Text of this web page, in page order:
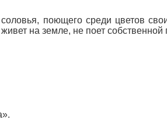
поющего среди цветов
живет на земле, не поет собственной